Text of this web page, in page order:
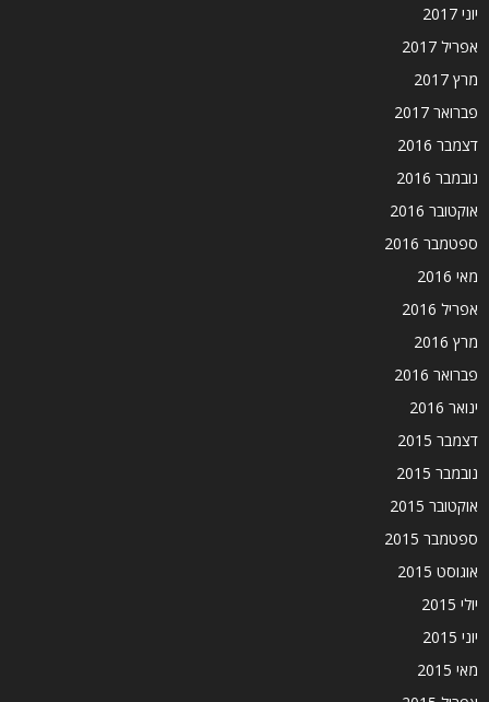
יוני 2017
אפריל 2017
מרץ 2017
פברואר 2017
דצמבר 2016
נובמבר 2016
אוקטובר 2016
ספטמבר 2016
מאי 2016
אפריל 2016
מרץ 2016
פברואר 2016
ינואר 2016
דצמבר 2015
נובמבר 2015
אוקטובר 2015
ספטמבר 2015
אוגוסט 2015
יולי 2015
יוני 2015
מאי 2015